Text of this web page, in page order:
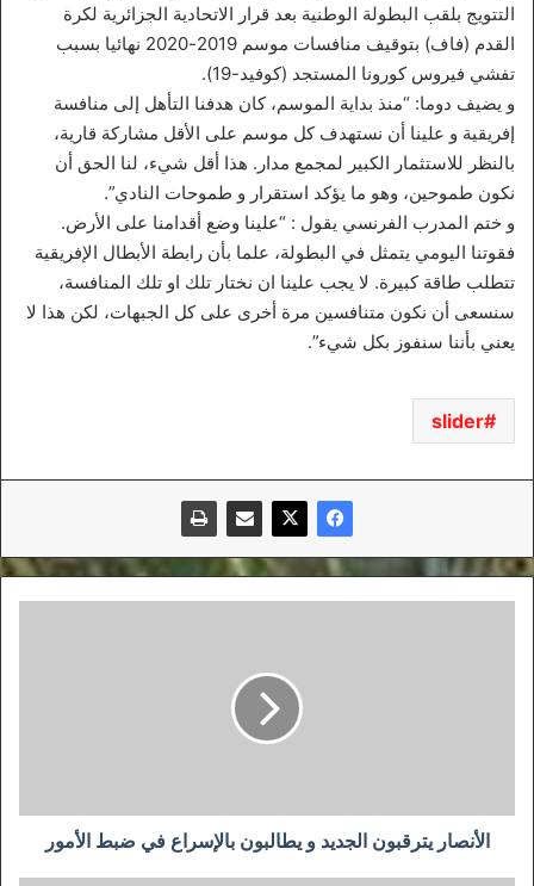
التتويج بلقب البطولة الوطنية بعد قرار الاتحادية الجزائرية لكرة
القدم (فاف) بتوقيف منافسات موسم 2019-2020 نهائيا بسبب
تفشي فيروس كورونا المستجد (كوفيد-19).
و يضيف دوما: “منذ بداية الموسم، كان هدفنا التأهل إلى منافسة
إفريقية و علينا أن نستهدف كل موسم على الأقل مشاركة قارية،
بالنظر للاستثمار الكبير لمجمع مدار. هذا أقل شيء، لنا الحق أن
نكون طموحين، وهو ما يؤكد استقرار و طموحات النادي”.
و ختم المدرب الفرنسي يقول : “علينا وضع أقدامنا على الأرض.
فقوتنا اليومي يتمثل في البطولة، علما بأن رابطة الأبطال الإفريقية
تتطلب طاقة كبيرة. لا يجب علينا ان نختار تلك او تلك المنافسة،
سنسعى أن نكون متنافسين مرة أخرى على كل الجبهات، لكن هذا لا
يعني بأننا سنفوز بكل شيء”.
slider
الأمور
الأنصار يترقبون الجديد و يطالبون بالإسراع في ضبط الأمور